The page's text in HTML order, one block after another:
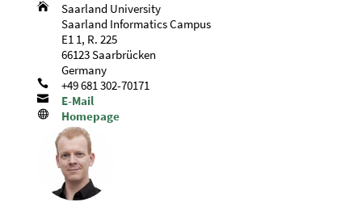

Saarland University
Saarland Informatics Campus
E1 1, R. 225
66123 Saarbrücken
Germany
 +49 681 302-70171
 E-Mail
 Homepage